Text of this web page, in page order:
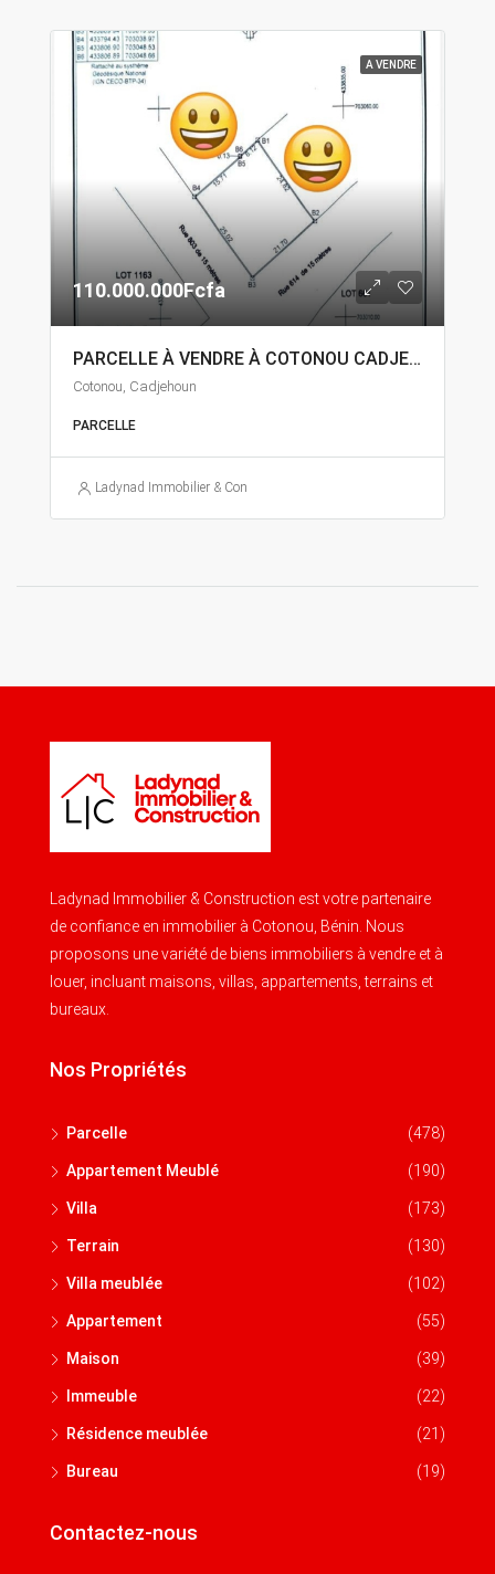
A VENDRE
110.000.000Fcfa
PARCELLE À VENDRE À COTONOU CADJEHOUN
Cotonou, Cadjehoun
PARCELLE
Ladynad Immobilier & Construction
Ladynad Immobilier & Construction est votre partenaire
de confiance en immobilier à Cotonou, Bénin. Nous
proposons une variété de biens immobiliers à vendre et à
louer, incluant maisons, villas, appartements, terrains et
bureaux.
Nos Propriétés
Parcelle (478)
Appartement Meublé (190)
Villa (173)
Terrain (130)
Villa meublée (102)
Appartement (55)
Maison (39)
Immeuble (22)
Résidence meublée (21)
Bureau (19)
Contactez-nous